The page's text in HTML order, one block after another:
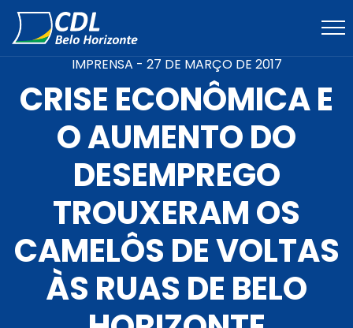
IMPRENSA - 27 DE MARÇO DE 2017
CRISE ECONÔMICA E
O AUMENTO DO
DESEMPREGO
TROUXERAM OS
CAMELÔS DE VOLTAS
ÀS RUAS DE BELO